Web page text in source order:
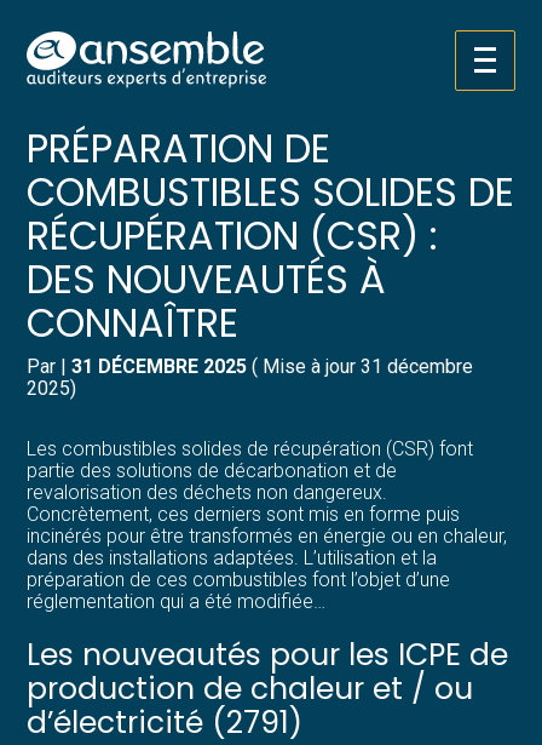
Aller
au
Créer et reprendre une activité
Gérer votre quotidien
Piloter votre entreprise
Développer votre entreprise
Construire votre patrimoine
Structurer votre croissance
électronique
Pilotez votre gestion
Suivre votre comptabilité
Gérer vos ressources humaines
Dématérialiser vos documents
UTILISATION ET
PRÉPARATION DE
COMBUSTIBLES SOLIDES DE
RÉCUPÉRATION (CSR) :
DES NOUVEAUTÉS À
CONNAÎTRE
Par |31 DÉCEMBRE 2025 ( Mise à jour 31 décembre
2025)
Les combustibles solides de récupération (CSR) font
partie des solutions de décarbonation et de
revalorisation des déchets non dangereux.
Concrètement, ces derniers sont mis en forme puis
incinérés pour être transformés en énergie ou en chaleur,
dans des installations adaptées. L’utilisation et la
préparation de ces combustibles font l’objet d’une
réglementation qui a été modifiée…
Les nouveautés pour les ICPE de
production de chaleur et / ou
d’électricité (2791)